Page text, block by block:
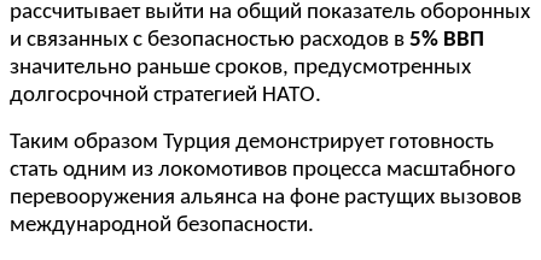
рассчитывает выйти на общий показатель оборонных
и связанных с безопасностью расходов в 5% ВВП
значительно раньше сроков, предусмотренных
долгосрочной стратегией НАТО.
Таким образом Турция демонстрирует готовность
стать одним из локомотивов процесса масштабного
перевооружения альянса на фоне растущих вызовов
международной безопасности.